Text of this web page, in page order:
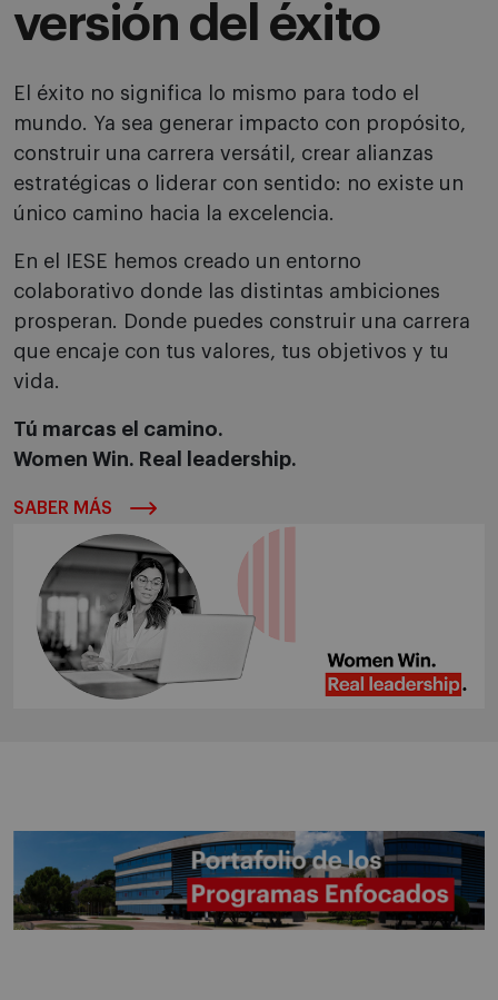
versión del éxito
El éxito no significa lo mismo para todo el
mundo. Ya sea generar impacto con propósito,
construir una carrera versátil, crear alianzas
estratégicas o liderar con sentido: no existe un
único camino hacia la excelencia.
En el IESE hemos creado un entorno
colaborativo donde las distintas ambiciones
prosperan. Donde puedes construir una carrera
que encaje con tus valores, tus objetivos y tu
vida.
Tú marcas el camino.
Women Win. Real leadership.
SABER MÁS